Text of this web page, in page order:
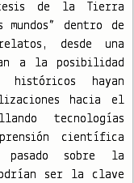
de la Tierra
dentro de
desde una
a la posibilidad
históricos hayan
hacia el
tecnologías
científica
pasado sobre la
ser la clave